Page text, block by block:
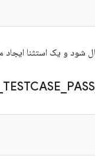
شود و یک استثنا ایجاد
TESTCASE PASS